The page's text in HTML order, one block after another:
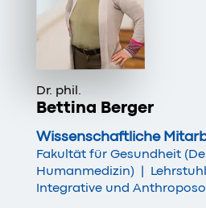
Dr. phil.
Bettina Berger
Wissenschaftliche
Fakultät für Gesundheit
Humanmedizin) |
Integrative und